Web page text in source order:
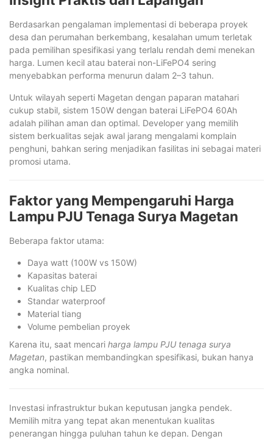
Berdasarkan pengalaman implementasi di beberapa proyek
desa dan perumahan berkembang, kesalahan umum terletak
pada pemilihan spesifikasi yang terlalu rendah demi menekan
harga. Lumen kecil atau baterai non-LiFePO4 sering
menyebabkan performa menurun dalam 2–3 tahun.
Untuk wilayah seperti Magetan dengan paparan matahari
cukup stabil, sistem 150W dengan baterai LiFePO4 60Ah
adalah pilihan aman dan optimal. Developer yang memilih
sistem berkualitas sejak awal jarang mengalami komplain
penghuni, bahkan sering menjadikan fasilitas ini sebagai materi
promosi utama.
Faktor yang Mempengaruhi Harga
Lampu PJU Tenaga Surya Magetan
Beberapa faktor utama:
Daya watt (100W vs 150W)
Kapasitas baterai
Kualitas chip LED
Standar waterproof
Material tiang
Volume pembelian proyek
Karena itu, saat mencari harga lampu PJU tenaga surya
Magetan, pastikan membandingkan spesifikasi, bukan hanya
angka nominal.
Investasi infrastruktur bukan keputusan jangka pendek.
Memilih mitra yang tepat akan menentukan kualitas
penerangan hingga puluhan tahun ke depan. Dengan